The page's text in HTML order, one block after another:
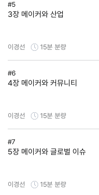
#5
3장 메이커와 산업
이경선 15분 분량
#6
4장 메이커와 커뮤니티
이경선 15분 분량
#7
5장 메이커와 글로벌 이슈
이경선 15분 분량